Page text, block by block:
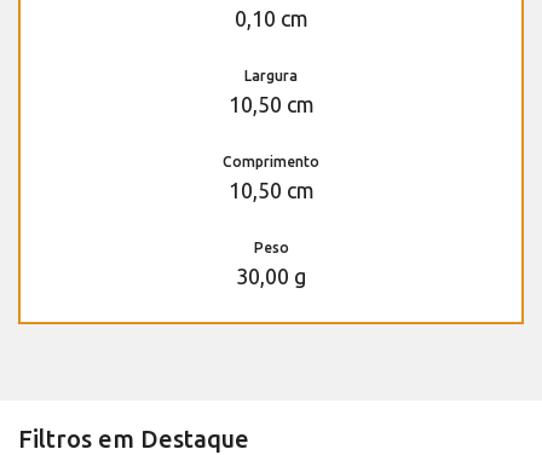
0,10 cm
Largura
10,50 cm
Comprimento
10,50 cm
Peso
30,00 g
Filtros em Destaque